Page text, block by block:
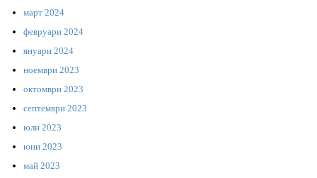
март 2024
февруари 2024
януари 2024
ноември 2023
октомври 2023
септември 2023
юли 2023
юни 2023
май 2023